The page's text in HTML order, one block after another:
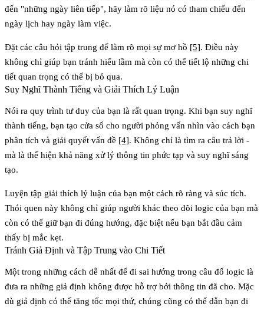
đến "những ngày liên tiếp", hãy làm rõ liệu nó có tham chiếu đến
ngày lịch hay ngày làm việc.
Đặt các câu hỏi tập trung để làm rõ mọi sự mơ hồ [5]. Điều này
không chỉ giúp bạn tránh hiểu lầm mà còn có thể tiết lộ những chi
tiết quan trọng có thể bị bỏ qua.
Suy Nghĩ Thành Tiếng và Giải Thích Lý Luận
Nói ra quy trình tư duy của bạn là rất quan trọng. Khi bạn suy nghĩ
thành tiếng, bạn tạo cửa sổ cho người phỏng vấn nhìn vào cách bạn
phân tích và giải quyết vấn đề [4]. Không chỉ là tìm ra câu trả lời -
mà là thể hiện khả năng xử lý thông tin phức tạp và suy nghĩ sáng
tạo.
Luyện tập giải thích lý luận của bạn một cách rõ ràng và súc tích.
Thói quen này không chỉ giúp người khác theo dõi logic của bạn mà
còn có thể giữ bạn đi đúng hướng, đặc biệt nếu bạn bắt đầu cảm
thấy bị mắc kẹt.
Tránh Giả Định và Tập Trung vào Chi Tiết
Một trong những cách dễ nhất để đi sai hướng trong câu đố logic là
đưa ra những giả định không được hỗ trợ bởi thông tin đã cho. Mặc
dù giả định có thể tăng tốc mọi thứ, chúng cũng có thể dẫn bạn đi